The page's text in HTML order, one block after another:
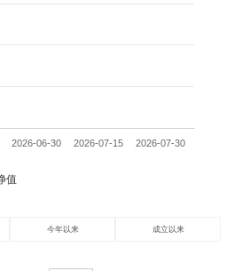
今年以来 成立以来